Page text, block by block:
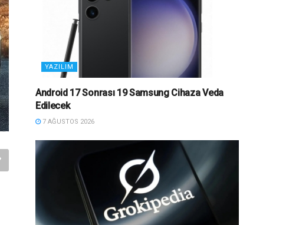
YAZILIM
Android 17 Sonrası 19 Samsung Cihaza Veda
Edilecek
7 AĞUSTOS 2026